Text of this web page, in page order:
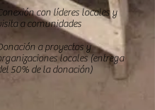
con líderes locales y
a comunidades
a proyectos y
locales (entrega
50% de la donación)